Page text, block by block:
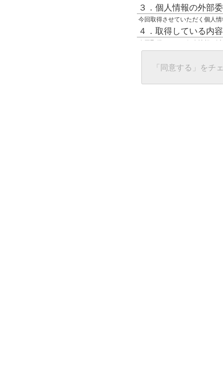
３．個人情報の外部
今回取得させていただく個人
４．取得している内
今回取得している個人情報は
任意の名前
グローバルIPアドレス
接続ホスト情報
５．個人情報に関す
「同意する」をチ